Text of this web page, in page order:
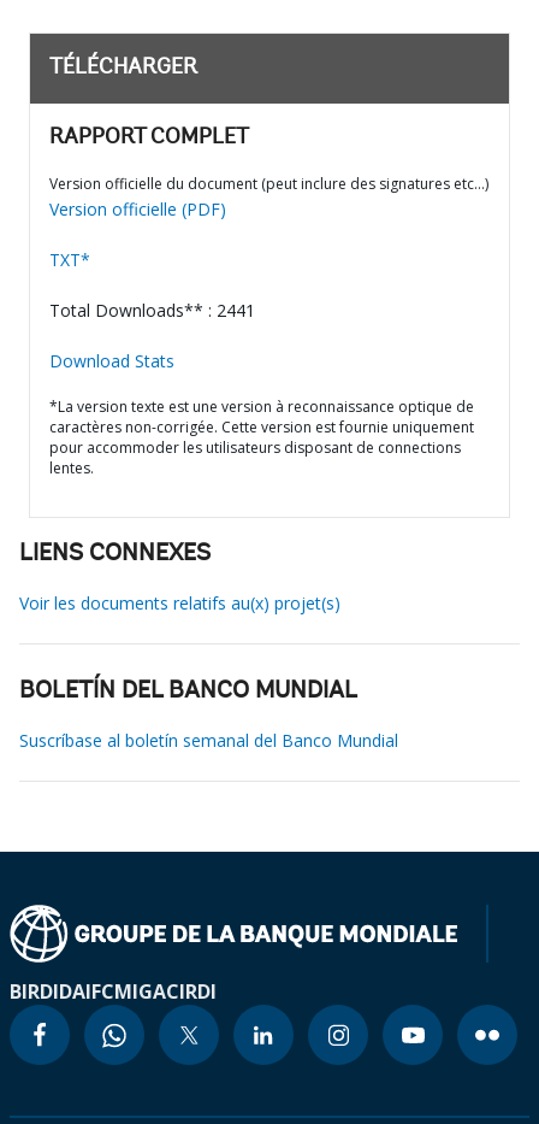
TÉLÉCHARGER
RAPPORT COMPLET
Version officielle du document (peut inclure des signatures etc…)
Version officielle (PDF)
TXT*
Total Downloads** : 2441
Download Stats
*La version texte est une version à reconnaissance optique de
caractères non-corrigée. Cette version est fournie uniquement
pour accommoder les utilisateurs disposant de connections
lentes.
LIENS CONNEXES
Voir les documents relatifs au(x) projet(s)
BOLETÍN DEL BANCO MUNDIAL
Suscríbase al boletín semanal del Banco Mundial
BIRDIDAIFCMIGACIRDI